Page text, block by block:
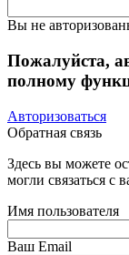
Вы не
Пожалуйста,
полному
Авторизоваться
Обратная связь
Здесь вы можете
могли связаться с
Имя пользователя
Ваш Email